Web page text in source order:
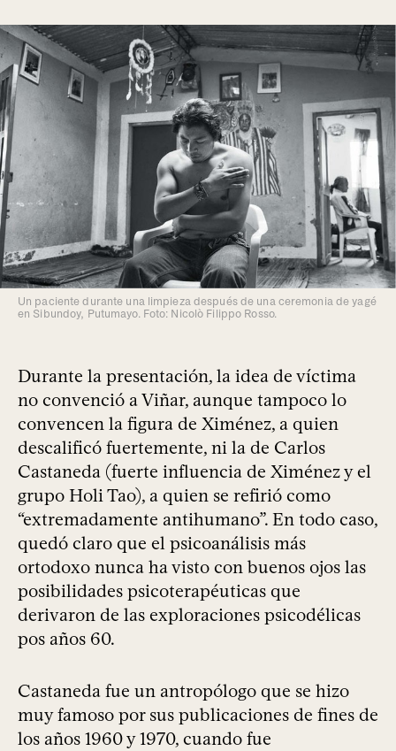
Un paciente durante una limpieza después de una ceremonia de yagé
en Sibundoy, Putumayo. Foto: Nicolò Filippo Rosso.
Durante la presentación, la idea de víctima
no convenció a Viñar, aunque tampoco lo
convencen la figura de Ximénez, a quien
descalificó fuertemente, ni la de Carlos
Castaneda (fuerte influencia de Ximénez y el
grupo Holi Tao), a quien se refirió como
“extremadamente antihumano”. En todo caso,
quedó claro que el psicoanálisis más
ortodoxo nunca ha visto con buenos ojos las
posibilidades psicoterapéuticas que
derivaron de las exploraciones psicodélicas
pos años 60.
Castaneda fue un antropólogo que se hizo
muy famoso por sus publicaciones de fines de
los años 1960 y 1970, cuando fue